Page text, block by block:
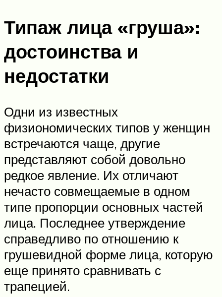
Типаж лица «груша»:
достоинства и
недостатки
Одни из известных
физиономических типов у женщин
встречаются чаще, другие
представляют собой довольно
редкое явление. Их отличают
нечасто совмещаемые в одном
типе пропорции основных частей
лица. Последнее утверждение
справедливо по отношению к
грушевидной форме лица, которую
еще принято сравнивать с
трапецией.